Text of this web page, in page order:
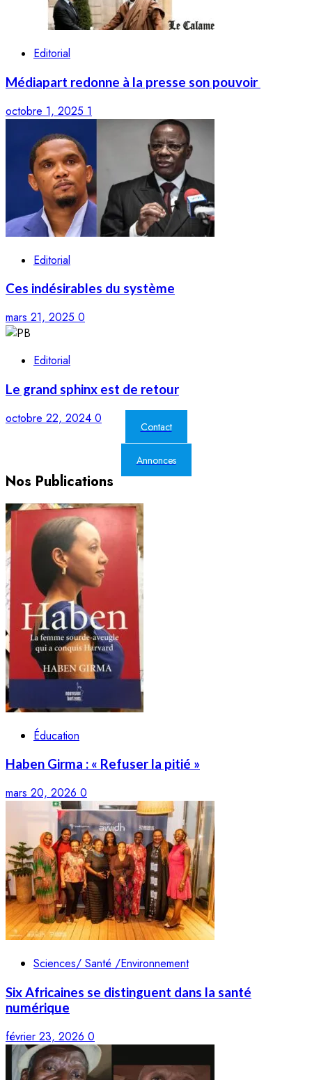
Editorial
Médiapart redonne à la presse son pouvoir
octobre 1, 2025 1
Editorial
Ces indésirables du système
mars 21, 2025 0
Editorial
Le grand sphinx est de retour
octobre 22, 2024 0
Contact
Annonces
Nos Publications
Éducation
Haben Girma : « Refuser la pitié »
mars 20, 2026 0
Sciences/ Santé /Environnement
Six Africaines se distinguent dans la santé
numérique
février 23, 2026 0